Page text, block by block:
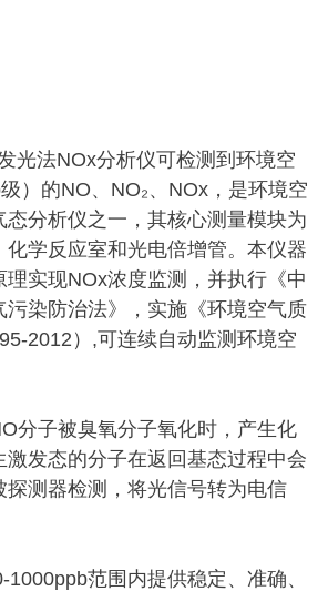
光法NOx分析仪可检测到环境空
）的NO、NO₂、NOx，是环境空
态分析仪之一，其核心测量模块为
化学反应室和光电倍增管。本仪器
实现NOx浓度监测，并执行《中
污染防治法》，实施《环境空气质
2012）,可连续自动监测环境空
分子被臭氧分子氧化时，产生化
激发态的分子在返回基态过程中会
探测器检测，将光信号转为电信
范围内提供稳定、准确、